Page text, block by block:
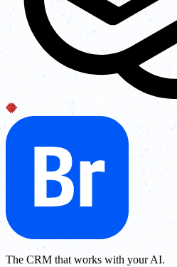
The CRM that works with your AI.